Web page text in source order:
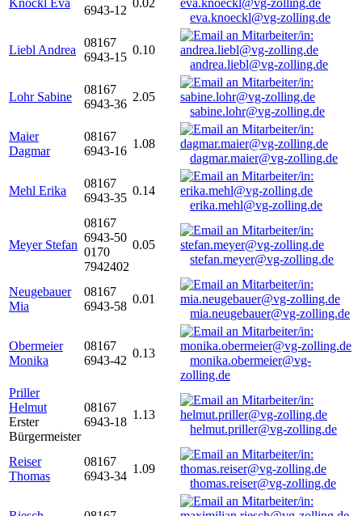
Knöckl Eva
6943-12
0.02
eva.knoeckl@vg-zolling.de
Liebl Andrea
08167
6943-15
0.10
andrea.liebl@vg-zolling.de
Lohr Sabine
08167
6943-36
2.05
sabine.lohr@vg-zolling.de
Maier
Dagmar
08167
6943-16
1.08
dagmar.maier@vg-zolling.de
Mehl Erika
08167
6943-35
0.14
erika.mehl@vg-zolling.de
Meyer Stefan
08167
6943-50
0170
7942402
0.05
stefan.meyer@vg-zolling.de
Neugebauer
Mia
08167
6943-58
0.01
mia.neugebauer@vg-zolling.de
Obermeier
Monika
08167
6943-42
0.13
monika.obermeier@vg-
zolling.de
Priller
Helmut
Erster
Bürgermeister
08167
6943-18
1.13
helmut.priller@vg-zolling.de
Reiser
Thomas
08167
6943-34
1.09
thomas.reiser@vg-zolling.de